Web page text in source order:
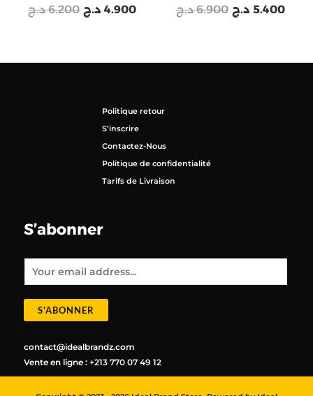
6.200 د.ج 4.900 د.ج 6.900 د.ج 5.400 د.ج
Politique retour
S’inscrire
Contactez-Nous
Politique de confidentialité
Tarifs de Livraison
S’abonner
E
i
*
S'ABONNER
contact@idealbrandz.com
Vente en ligne : +213 770 07 49 12